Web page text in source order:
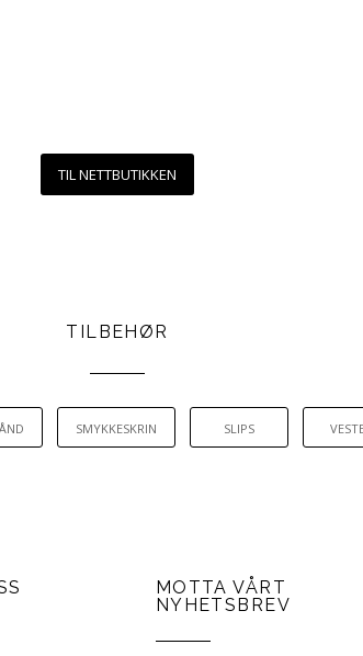
TIL NETTBUTIKKEN
TILBEHØR
SMYKKESKRIN SLIPS
MOTTA VÅRT
NYHETSBREV